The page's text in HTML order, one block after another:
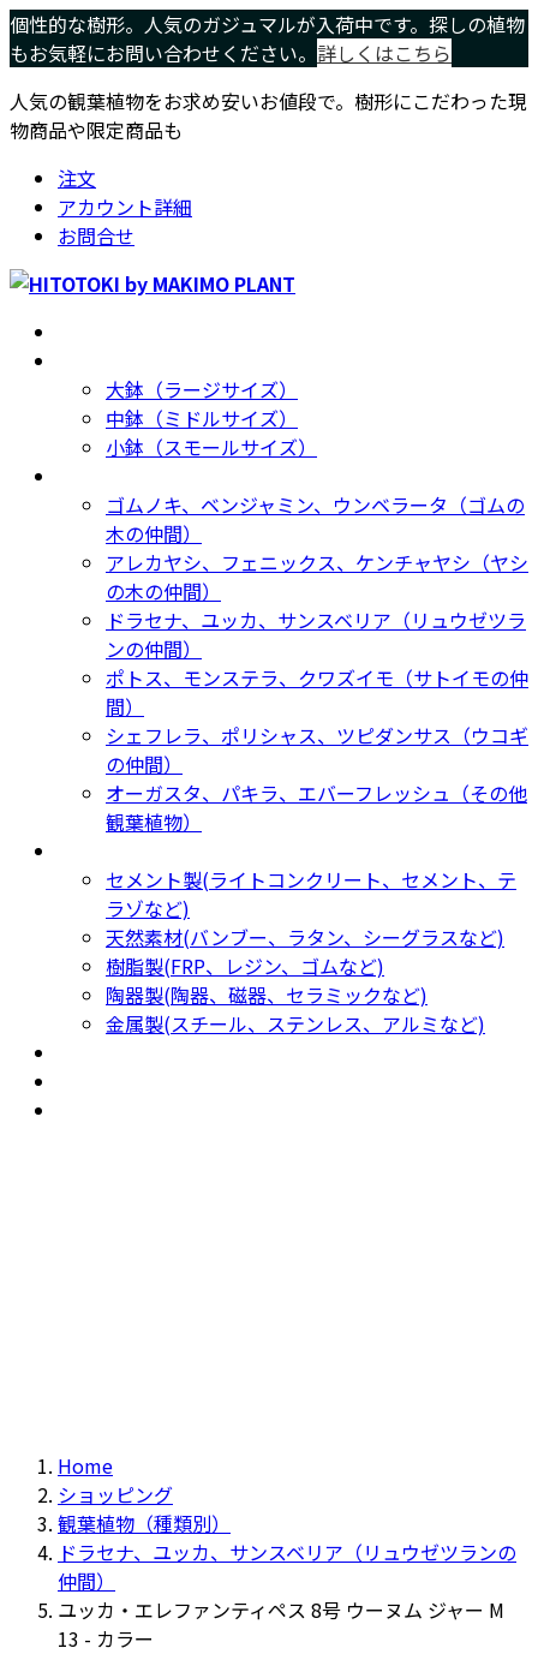
コ
ン
ン
ツ
プ
ナ
ビ
ー
シ
動
個性的な樹形。人気のガジュマルが入荷中です。探しの植物
もお気軽にお問い合わせください。 詳しくはこちら
人気の観葉植物をお求め安いお値段で。樹形にこだわった現
物商品や限定商品も
注文
アカウント詳細
お問合せ
大鉢（ラージサイズ）
中鉢（ミドルサイズ）
小鉢（スモールサイズ）
ゴムノキ、ベンジャミン、ウンベラータ（ゴムの
木の仲間）
アレカヤシ、フェニックス、ケンチャヤシ（ヤシ
の木の仲間）
ドラセナ、ユッカ、サンスベリア（リュウゼツラ
ンの仲間）
ポトス、モンステラ、クワズイモ（サトイモの仲
間）
シェフレラ、ポリシャス、ツピダンサス（ウコギ
の仲間）
オーガスタ、パキラ、エバーフレッシュ（その他
観葉植物）
セメント製(ライトコンクリート、セメント、テ
ラゾなど)
天然素材(バンブー、ラタン、シーグラスなど)
樹脂製(FRP、レジン、ゴムなど)
陶器製(陶器、磁器、セラミックなど)
金属製(スチール、ステンレス、アルミなど)
Home
ショッピング
観葉植物（種類別）
ドラセナ、ユッカ、サンスベリア（リュウゼツランの
仲間）
ユッカ・エレファンティペス 8号 ウーヌム ジャー M
13 - カラー